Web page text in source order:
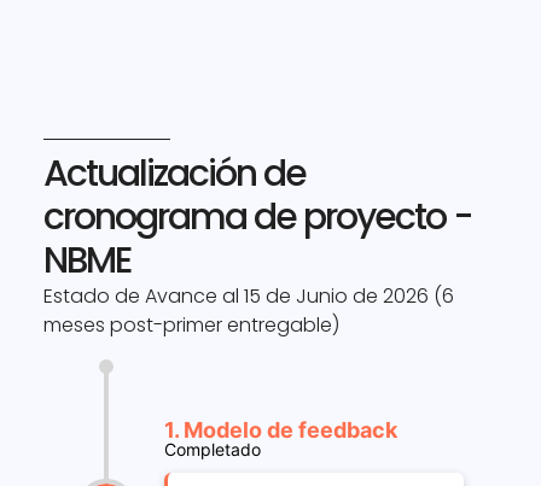
Actualización de
cronograma de proyecto -
NBME
Estado de Avance al 15 de Junio de 2026 (6
meses post-primer entregable)
1. Modelo de feedback
Completado